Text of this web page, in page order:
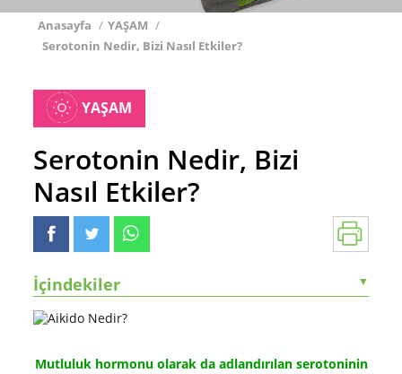
Anasayfa / YAŞAM /
Serotonin Nedir, Bizi Nasıl Etkiler?
YAŞAM
Serotonin Nedir, Bizi
Nasıl Etkiler?
İçindekiler ▼
Mutluluk hormonu olarak da adlandırılan serotoninin